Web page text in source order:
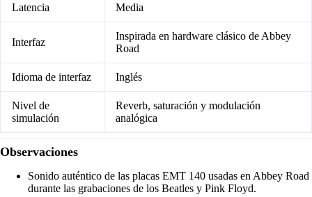
Latencia Media
Interfaz
Inspirada en hardware clásico de Abbey
Road
Idioma de interfaz Inglés
Nivel de
simulación
Reverb, saturación y modulación
analógica
Observaciones
Sonido auténtico de las placas EMT 140 usadas en Abbey Road
durante las grabaciones de los Beatles y Pink Floyd.